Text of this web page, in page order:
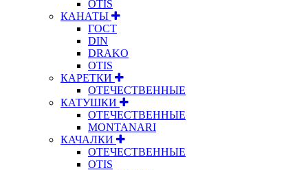
OTIS
КАНАТЫ
ГОСТ
DIN
DRAKO
OTIS
КАРЕТКИ
ОТЕЧЕСТВЕННЫЕ
КАТУШКИ
ОТЕЧЕСТВЕННЫЕ
MONTANARI
КАЧАЛКИ
ОТЕЧЕСТВЕННЫЕ
OTIS